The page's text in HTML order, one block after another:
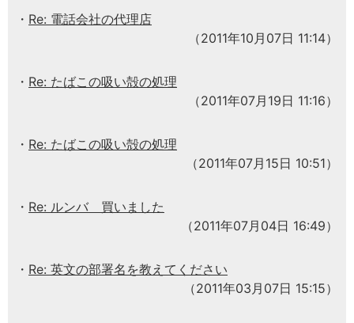
Re: 電話会社の代理店
（2011年10月07日 11:14）
Re: たばこの吸い殻の処理
（2011年07月19日 11:16）
Re: たばこの吸い殻の処理
（2011年07月15日 10:51）
Re: ルンバ 買いました
（2011年07月04日 16:49）
Re: 英文の部署名を教えてください
（2011年03月07日 15:15）